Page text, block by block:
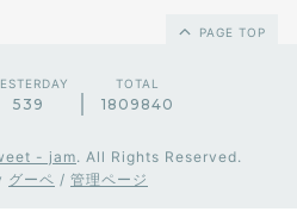
PAGE TOP
539
TOTAL
1809840
- jam. All Rights Reserved.
グーペ / 管理ページ